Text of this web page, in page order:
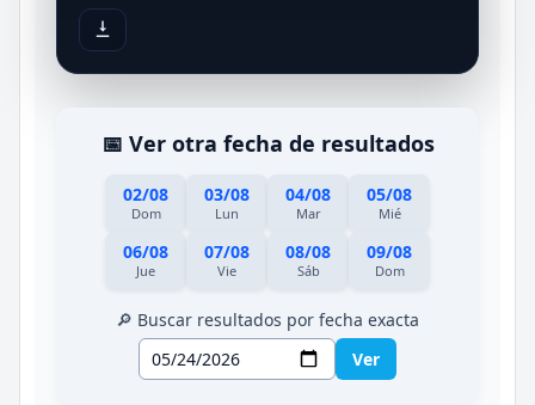
📅 Ver otra fecha de resultados
02/08
Dom
03/08
Lun
04/08
Mar
05/08
Mié
06/08
Jue
07/08
Vie
08/08
Sáb
09/08
Dom
🔎 Buscar resultados por fecha exacta
Ver